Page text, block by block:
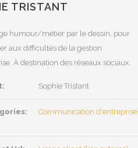
TRISTANT
humour/métier par le dessin, pour
aux difficultés de la gestion
À destination des réseaux sociaux.
Sophie Tristant
Communication d'entreprise